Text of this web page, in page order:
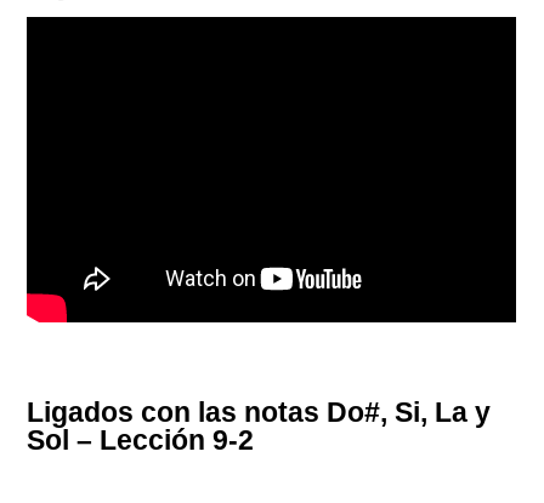
Ligados con las notas Do#, Si, La y
Sol – Lección 9-2